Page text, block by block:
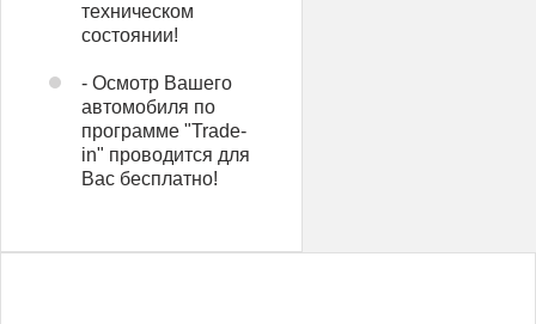
техническом
состоянии!
- Осмотр Вашего
автомобиля по
программе "Trade-
in" проводится для
Вас бесплатно!